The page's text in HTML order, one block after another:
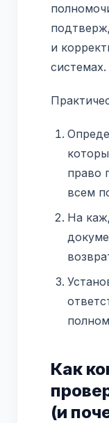
и
системах.
право
всем
На
Как
(и